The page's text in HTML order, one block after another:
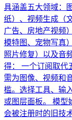
具涵盖五大领域：
纸）、视频生成（
广告、房地产视频
模特图、宠物写真
照片修复）以及音
得： 一个订阅取代
需为图像、视频和
槛。选择工具、输
或图层面板。 模型
会被注册时的旧技